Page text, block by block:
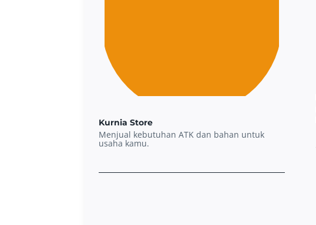
Kurnia Store
Menjual kebutuhan ATK dan bahan untuk
usaha kamu.